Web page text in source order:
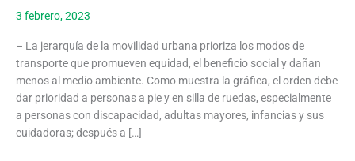
3 febrero, 2023
– La jerarquía de la movilidad urbana prioriza los modos de
transporte que promueven equidad, el beneficio social y dañan
menos al medio ambiente. Como muestra la gráfica, el orden debe
dar prioridad a personas a pie y en silla de ruedas, especialmente
a personas con discapacidad, adultas mayores, infancias y sus
cuidadoras; después a […]
la
(2013)